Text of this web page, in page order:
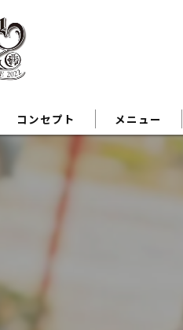
コンセプト メニュー